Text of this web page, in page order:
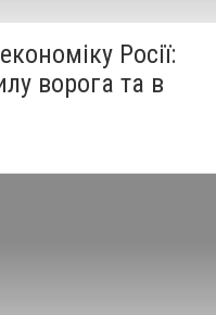
Росії:
ворога та в